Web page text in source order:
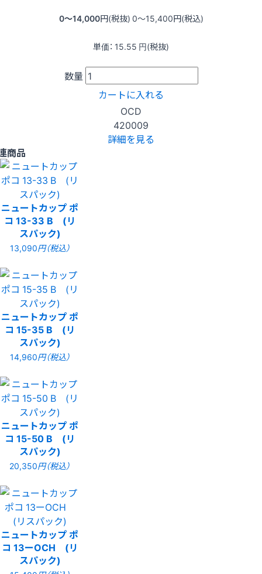
0〜14,000円(税抜) 0〜15,400円(税込)
単価： 15.55 円(税抜)
数量
カートに入れる
OCD
420009
詳細を見る
商品
ニュートカップ ポ
コ 13-33 B (リ
スパック)
13,090円（税込）
ニュートカップ ポ
コ 15-35 B (リ
スパック)
14,960円（税込）
ニュートカップ ポ
コ 15-50 B (リ
スパック)
20,350円（税込）
ニュートカップ ポ
コ 13ーOCH (リ
スパック)